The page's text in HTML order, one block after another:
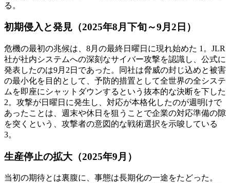
る。
初期侵入と発見（2025年8月下旬～9月2日）
危機の最初の兆候は、8月の最終日曜日に現れ始めた 1。JLR
社が社内システムへの深刻なサイバー攻撃を認識し、公式に
発表したのは9月2日であった。同社は脅威の封じ込めと被害
の最小化を目的として、予防的措置として全世界の全システ
ムを即座にシャットダウンするという抜本的な決断を下した
2。攻撃が日曜日に発生し、対応が本格化したのが週明けで
あったことは、週末や休日を狙うことで企業の対応準備の隙
を突くという、攻撃者の意図的な戦術選択を示唆している
3。
生産停止の拡大（2025年9月）
当初の期待とは裏腹に、事態は長期化の一途をたどった。